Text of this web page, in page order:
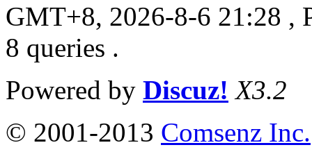
GMT+8, 2026-8-6 21:28 ,
8 queries .
Powered by Discuz! X3.2
© 2001-2013 Comsenz Inc.